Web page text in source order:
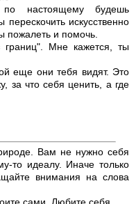
настоящему будешь
перескочить искусственно
пожалеть и помочь.
Мне кажется, ты
еще они тебя видят. Это
за что себя ценить, а где
Вам не нужно себя
то идеалу. Иначе только
внимания на слова
сами. Любите себя.